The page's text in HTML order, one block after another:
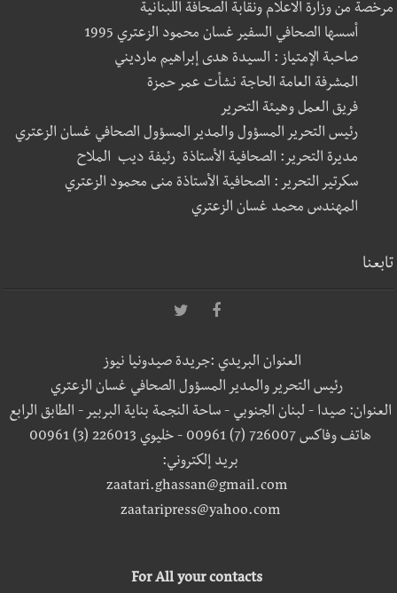
مرخصة من وزارة الاعلام ونقابة الصحافة اللبنانية
أسسها الصحافي السفير غسان محمود الزعتري 1995
صاحبة الإمتياز : السيدة هدى إبراهيم مارديني
المشرفة العامة الحاجة نشأت عمر حمزة
فريق العمل وهيئة التحرير
رئيس التحرير المسؤول والمدير المسؤول الصحافي غسان الزعتري
مديرة التحرير: الصحافية الأستاذة رئيفة ديب الملاح
سكرتير التحرير : الصحافية الأستاذة منى محمود الزعتري
المهندس محمد غسان الزعتري
تابعنا
العنوان البريدي :جريدة صيدونيا نيوز
رئيس التحرير والمدير المسؤول الصحافي غسان الزعتري
العنوان: صيدا - لبنان الجنوبي - ساحة النجمة بناية البربير - الطابق الرابع
هاتف وفاكس 726007 (7) 00961 - خليوي 226013 (3) 00961
بريد إلكتروني:
zaatari.ghassan@gmail.com
zaataripress@yahoo.com
For All your contacts